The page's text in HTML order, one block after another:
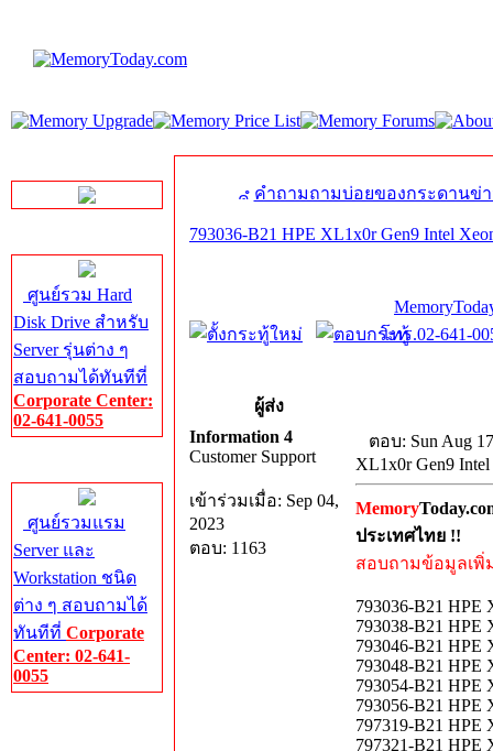
ศูนย์รวม Hard
Disk Drive สำหรับ
Server รุ่นต่าง ๆ
สอบถามได้ทันทีที่
Corporate Center:
02-641-0055
ศูนย์รวมแรม
Server และ
Workstation ชนิด
ต่าง ๆ สอบถามได้
ทันทีที่ Corporate
Center: 02-641-
0055
คำถามถามบ่อยของกระดานข่
793036-B21 HPE XL1x0r Gen9 Intel
โทร.02-641-
ผู้ส่ง
Information 4
Customer Support
เข้าร่วมเมื่อ: Sep 04,
2023
ตอบ: 1163
ตอบ: Sun Aug
XL1x0r Gen9
Memory
ประเทศไทย !!
สอบถามข้อมูลเพิ่
793036-B21 HPE
793038-B21 HPE
793046-B21 HPE
793048-B21 HPE
793054-B21 HPE
793056-B21 HPE
797319-B21 HPE
797321-B21 HPE